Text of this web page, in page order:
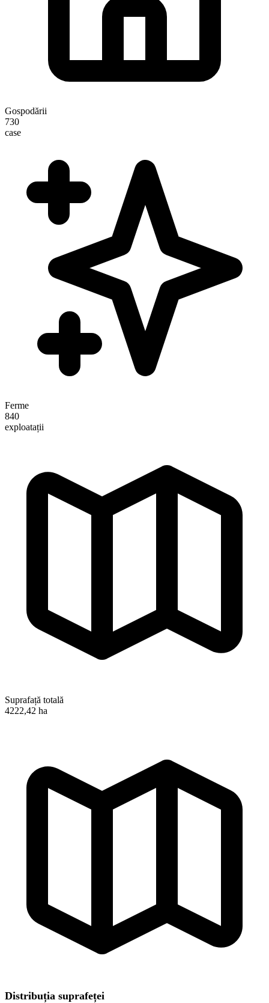
Gospodării
730
case
Ferme
840
exploatații
Suprafață totală
4222,42 ha
Distribuția suprafeței